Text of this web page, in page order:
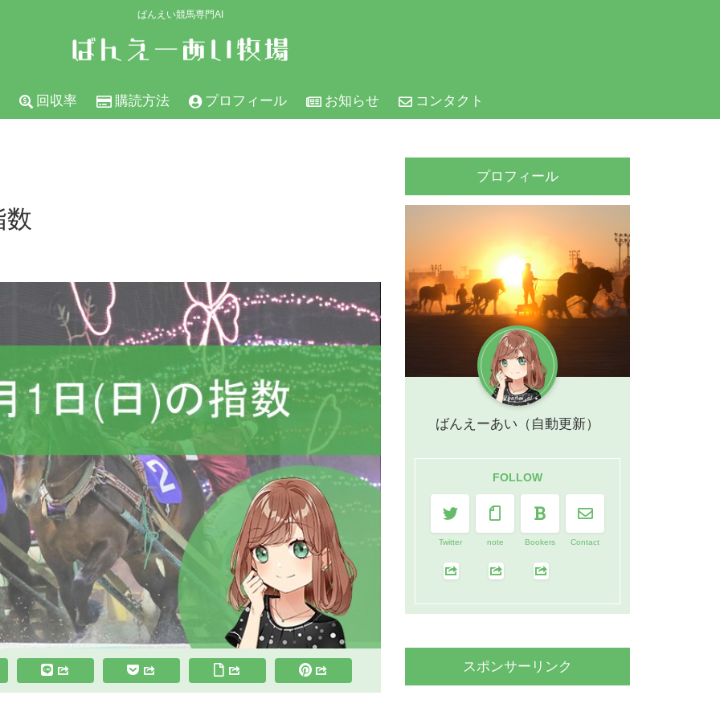
ばんえい競馬専門AI
回収率 購読方法 プロフィール お知らせ コンタクト
数
プロフィール
ばんえーあい（自動更新）
FOLLOW
Twitter note Bookers Contact
スポンサーリンク